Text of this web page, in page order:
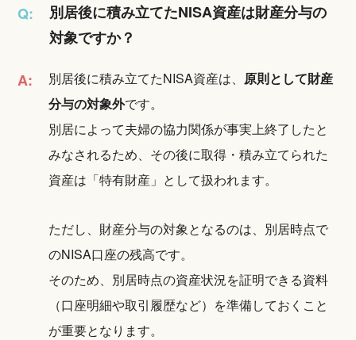
Q:
別居後に積み立てたNISA資産は財産分与の
対象ですか？
A: 別居後に積み立てたNISA資産は、 原則として財産
分与の対象外です。
別居によって夫婦の協力関係が事実上終了したと
みなされるため、その後に取得・積み立てられた
資産は「特有財産」として扱われます。
ただし、財産分与の対象となるのは、別居時点で
のNISA口座の残高です。
そのため、別居時点の資産状況を証明できる資料
（口座明細や取引履歴など）を準備しておくこと
が重要となります。